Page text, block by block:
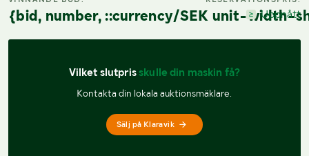
{bid, number, ::currency/SEK unit-width-
Uppnått
Vilket slutpris skulle din maskin få?
Kontakta din lokala auktionsmäklare.
Sälj på Klaravik